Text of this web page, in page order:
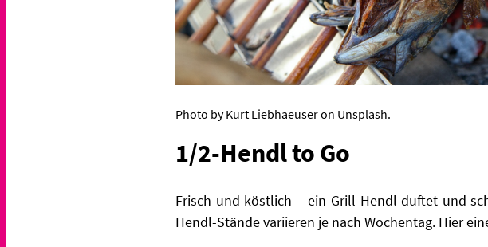
Photo by Kurt Liebhaeuser on Unsplash.
1/2-Hendl to Go
Frisch und köstlich – ein Grill-Hendl duftet und
Hendl-Stände variieren je nach Wochentag. Hier